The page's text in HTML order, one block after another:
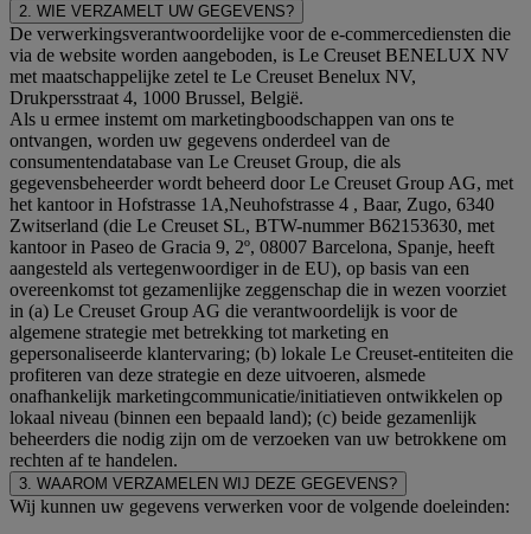
2. WIE VERZAMELT UW GEGEVENS?
De verwerkingsverantwoordelijke voor de e-commercediensten die
via de website worden aangeboden, is Le Creuset BENELUX NV
met maatschappelijke zetel te Le Creuset Benelux NV,
Drukpersstraat 4, 1000 Brussel, België.
Als u ermee instemt om marketingboodschappen van ons te
ontvangen, worden uw gegevens onderdeel van de
consumentendatabase van Le Creuset Group, die als
gegevensbeheerder wordt beheerd door Le Creuset Group AG, met
het kantoor in Hofstrasse 1A,Neuhofstrasse 4 , Baar, Zugo, 6340
Zwitserland (die Le Creuset SL, BTW-nummer B62153630, met
kantoor in Paseo de Gracia 9, 2º, 08007 Barcelona, Spanje, heeft
aangesteld als vertegenwoordiger in de EU), op basis van een
overeenkomst tot gezamenlijke zeggenschap die in wezen voorziet
in (a) Le Creuset Group AG die verantwoordelijk is voor de
algemene strategie met betrekking tot marketing en
gepersonaliseerde klantervaring; (b) lokale Le Creuset-entiteiten die
profiteren van deze strategie en deze uitvoeren, alsmede
onafhankelijk marketingcommunicatie/initiatieven ontwikkelen op
lokaal niveau (binnen een bepaald land); (c) beide gezamenlijk
beheerders die nodig zijn om de verzoeken van uw betrokkene om
rechten af te handelen.
3. WAAROM VERZAMELEN WIJ DEZE GEGEVENS?
Wij kunnen uw gegevens verwerken voor de volgende doeleinden: